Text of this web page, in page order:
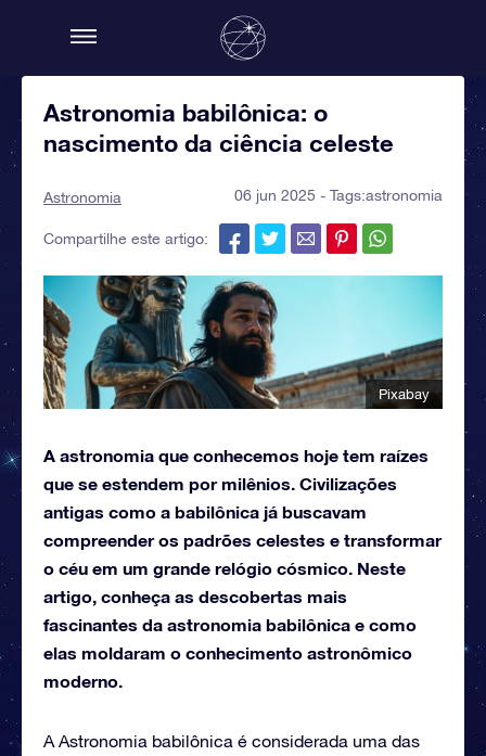
Astronomia babilônica: o
nascimento da ciência celeste
Astronomia 06 jun 2025 - Tags:astronomia
Compartilhe este artigo:
Pixabay
A astronomia que conhecemos hoje tem raízes
que se estendem por milênios. Civilizações
antigas como a babilônica já buscavam
compreender os padrões celestes e transformar
o céu em um grande relógio cósmico. Neste
artigo, conheça as descobertas mais
fascinantes da astronomia babilônica e como
elas moldaram o conhecimento astronômico
moderno.
A Astronomia babilônica é considerada uma das